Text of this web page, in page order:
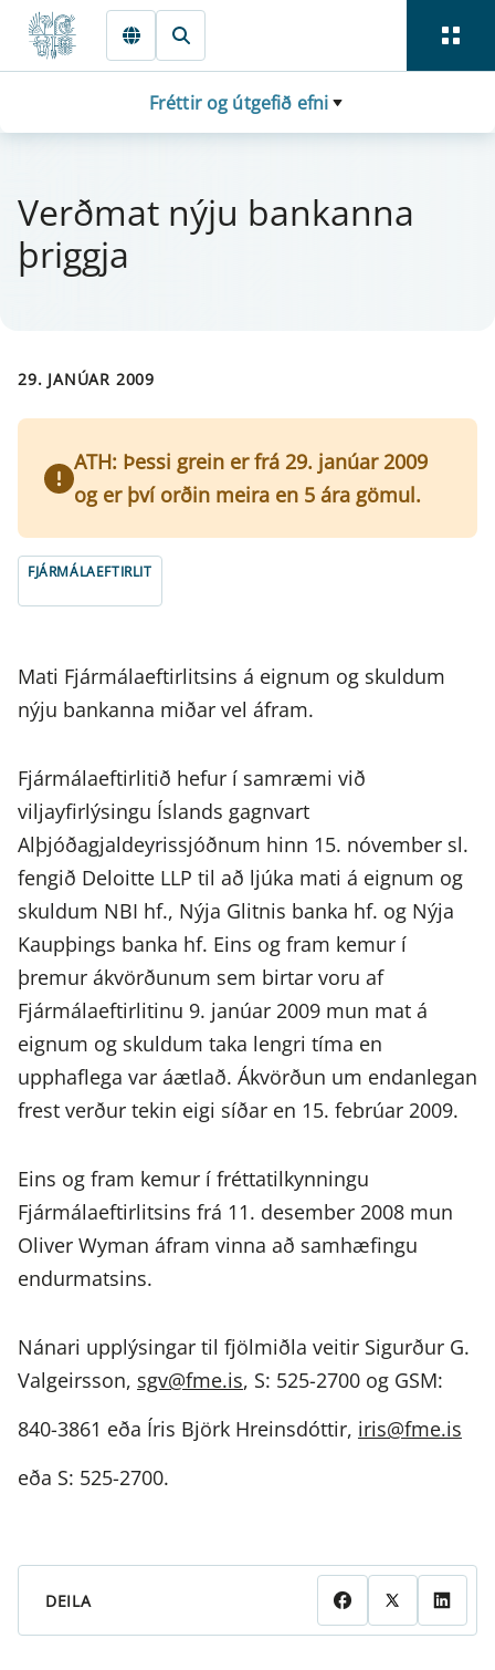
Fara beint í Meginmál
Fréttir og útgefið efni
Verðmat nýju bank­anna
þriggja
29. JANÚAR 2009
ATH: Þessi grein er frá 29. janúar 2009
og er því orðin meira en 5 ára gömul.
FJÁRMÁLAEFTIRLIT
Mati Fjármálaeftirlitsins á eignum og skuldum
nýju bankanna miðar vel áfram.
Fjármálaeftirlitið hefur í samræmi við
viljayfirlýsingu Íslands gagnvart
Alþjóðagjaldeyrissjóðnum hinn 15. nóvember sl.
fengið Deloitte LLP til að ljúka mati á eignum og
skuldum NBI hf., Nýja Glitnis banka hf. og Nýja
Kaupþings banka hf. Eins og fram kemur í
þremur ákvörðunum sem birtar voru af
Fjármálaeftirlitinu 9. janúar 2009 mun mat á
eignum og skuldum taka lengri tíma en
upphaflega var áætlað. Ákvörðun um endanlegan
frest verður tekin eigi síðar en 15. febrúar 2009.
Eins og fram kemur í fréttatilkynningu
Fjármálaeftirlitsins frá 11. desember 2008 mun
Oliver Wyman áfram vinna að samhæfingu
endurmatsins.
Nánari upplýsingar til fjölmiðla veitir Sigurður G.
Valgeirsson, sgv@fme.is, S: 525-2700 og GSM:
840-3861 eða Íris Björk Hreinsdóttir, iris@fme.is
eða S: 525-2700.
DEILA